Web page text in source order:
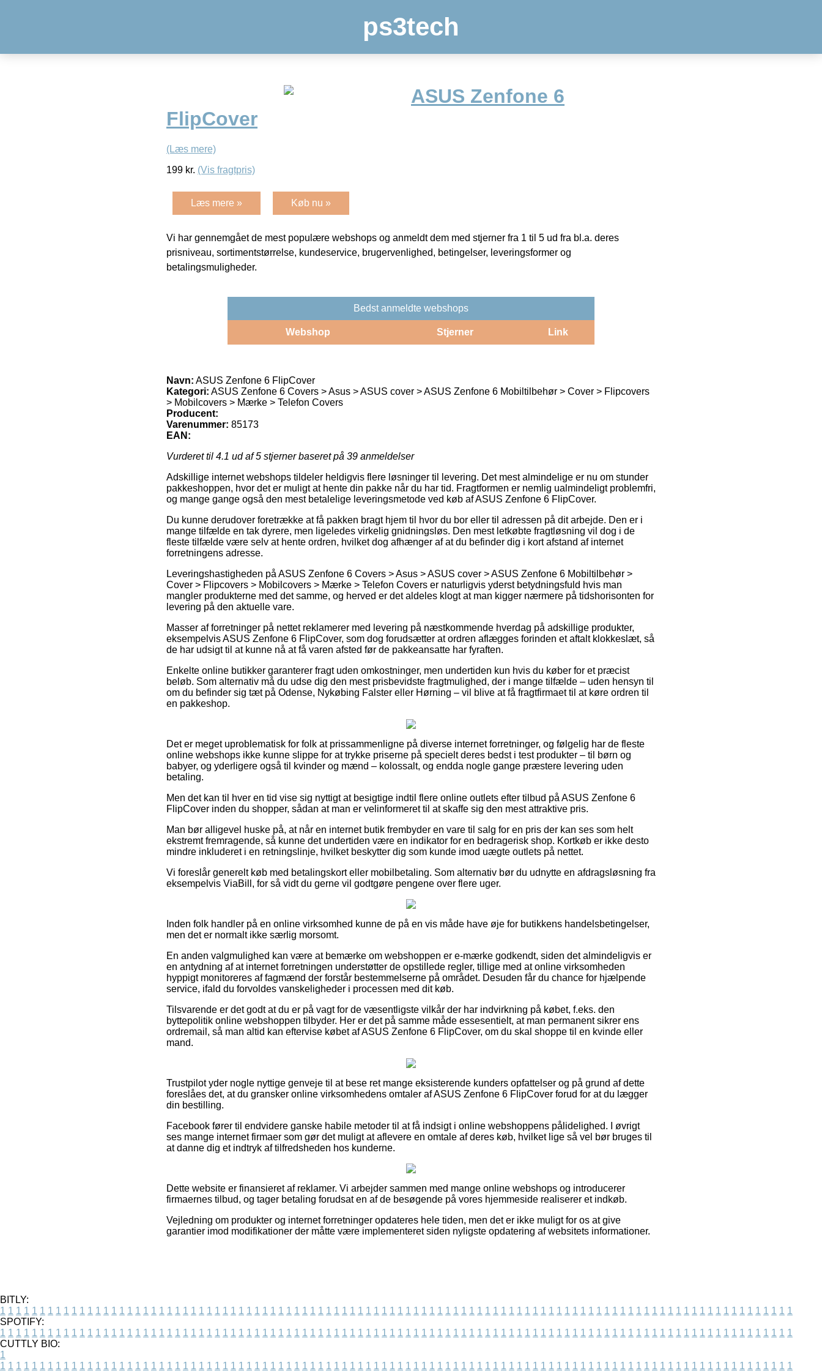
ps3tech
ASUS Zenfone 6
FlipCover
(Læs mere)
199 kr. (Vis fragtpris)
Læs mere » Køb nu »
Vi har gennemgået de mest populære webshops og anmeldt dem med stjerner fra 1 til 5 ud fra bl.a. deres
prisniveau, sortimentstørrelse, kundeservice, brugervenlighed, betingelser, leveringsformer og
betalingsmuligheder.
Bedst anmeldte webshops
Webshop Stjerner Link
Navn: ASUS Zenfone 6 FlipCover
Kategori: ASUS Zenfone 6 Covers > Asus > ASUS cover > ASUS Zenfone 6 Mobiltilbehør > Cover > Flipcovers
> Mobilcovers > Mærke > Telefon Covers
Producent:
Varenummer: 85173
EAN:
Vurderet til 4.1 ud af 5 stjerner baseret på 39 anmeldelser
Adskillige internet webshops tildeler heldigvis flere løsninger til levering. Det mest almindelige er nu om stunder
pakkeshoppen, hvor det er muligt at hente din pakke når du har tid. Fragtformen er nemlig ualmindeligt problemfri,
og mange gange også den mest betalelige leveringsmetode ved køb af ASUS Zenfone 6 FlipCover.
Du kunne derudover foretrække at få pakken bragt hjem til hvor du bor eller til adressen på dit arbejde. Den er i
mange tilfælde en tak dyrere, men ligeledes virkelig gnidningsløs. Den mest letkøbte fragtløsning vil dog i de
fleste tilfælde være selv at hente ordren, hvilket dog afhænger af at du befinder dig i kort afstand af internet
forretningens adresse.
Leveringshastigheden på ASUS Zenfone 6 Covers > Asus > ASUS cover > ASUS Zenfone 6 Mobiltilbehør >
Cover > Flipcovers > Mobilcovers > Mærke > Telefon Covers er naturligvis yderst betydningsfuld hvis man
mangler produkterne med det samme, og herved er det aldeles klogt at man kigger nærmere på tidshorisonten for
levering på den aktuelle vare.
Masser af forretninger på nettet reklamerer med levering på næstkommende hverdag på adskillige produkter,
eksempelvis ASUS Zenfone 6 FlipCover, som dog forudsætter at ordren aflægges forinden et aftalt klokkeslæt, så
de har udsigt til at kunne nå at få varen afsted før de pakkeansatte har fyraften.
Enkelte online butikker garanterer fragt uden omkostninger, men undertiden kun hvis du køber for et præcist
beløb. Som alternativ må du udse dig den mest prisbevidste fragtmulighed, der i mange tilfælde – uden hensyn til
om du befinder sig tæt på Odense, Nykøbing Falster eller Hørning – vil blive at få fragtfirmaet til at køre ordren til
en pakkeshop.
Det er meget uproblematisk for folk at prissammenligne på diverse internet forretninger, og følgelig har de fleste
online webshops ikke kunne slippe for at trykke priserne på specielt deres bedst i test produkter – til børn og
babyer, og yderligere også til kvinder og mænd – kolossalt, og endda nogle gange præstere levering uden
betaling.
Men det kan til hver en tid vise sig nyttigt at besigtige indtil flere online outlets efter tilbud på ASUS Zenfone 6
FlipCover inden du shopper, sådan at man er velinformeret til at skaffe sig den mest attraktive pris.
Man bør alligevel huske på, at når en internet butik frembyder en vare til salg for en pris der kan ses som helt
ekstremt fremragende, så kunne det undertiden være en indikator for en bedragerisk shop. Kortkøb er ikke desto
mindre inkluderet i en retningslinje, hvilket beskytter dig som kunde imod uægte outlets på nettet.
Vi foreslår generelt køb med betalingskort eller mobilbetaling. Som alternativ bør du udnytte en afdragsløsning fra
eksempelvis ViaBill, for så vidt du gerne vil godtgøre pengene over flere uger.
Inden folk handler på en online virksomhed kunne de på en vis måde have øje for butikkens handelsbetingelser,
men det er normalt ikke særlig morsomt.
En anden valgmulighed kan være at bemærke om webshoppen er e-mærke godkendt, siden det almindeligvis er
en antydning af at internet forretningen understøtter de opstillede regler, tillige med at online virksomheden
hyppigt monitoreres af fagmænd der forstår bestemmelserne på området. Desuden får du chance for hjælpende
service, ifald du forvoldes vanskeligheder i processen med dit køb.
Tilsvarende er det godt at du er på vagt for de væsentligste vilkår der har indvirkning på købet, f.eks. den
byttepolitik online webshoppen tilbyder. Her er det på samme måde essesentielt, at man permanent sikrer ens
ordremail, så man altid kan eftervise købet af ASUS Zenfone 6 FlipCover, om du skal shoppe til en kvinde eller
mand.
Trustpilot yder nogle nyttige genveje til at bese ret mange eksisterende kunders opfattelser og på grund af dette
foreslåes det, at du gransker online virksomhedens omtaler af ASUS Zenfone 6 FlipCover forud for at du lægger
din bestilling.
Facebook fører til endvidere ganske habile metoder til at få indsigt i online webshoppens pålidelighed. I øvrigt
ses mange internet firmaer som gør det muligt at aflevere en omtale af deres køb, hvilket lige så vel bør bruges til
at danne dig et indtryk af tilfredsheden hos kunderne.
Dette website er finansieret af reklamer. Vi arbejder sammen med mange online webshops og introducerer
firmaernes tilbud, og tager betaling forudsat en af de besøgende på vores hjemmeside realiserer et indkøb.
Vejledning om produkter og internet forretninger opdateres hele tiden, men det er ikke muligt for os at give
garantier imod modifikationer der måtte være implementeret siden nyligste opdatering af websitets informationer.
BITLY:
1 1 1 1 1 1 1 1 1 1 1 1 1 1 1 1 1 1 1 1 1 1 1 1 1 1 1 1 1 1 1 1 1 1 1 1 1 1 1 1 1 1 1 1 1 1 1 1 1 1 1 1 1 1 1 1 1 1 1 1 1 1 1 1 1 1 1 1 1 1 1 1 1 1 1 1 1 1 1 1 1 1 1 1 1 1 1 1 1 1 1 1 1 1 1 1 1 1 1 1
SPOTIFY:
1 1 1 1 1 1 1 1 1 1 1 1 1 1 1 1 1 1 1 1 1 1 1 1 1 1 1 1 1 1 1 1 1 1 1 1 1 1 1 1 1 1 1 1 1 1 1 1 1 1 1 1 1 1 1 1 1 1 1 1 1 1 1 1 1 1 1 1 1 1 1 1 1 1 1 1 1 1 1 1 1 1 1 1 1 1 1 1 1 1 1 1 1 1 1 1 1 1 1 1
CUTTLY BIO:
1
1 1 1 1 1 1 1 1 1 1 1 1 1 1 1 1 1 1 1 1 1 1 1 1 1 1 1 1 1 1 1 1 1 1 1 1 1 1 1 1 1 1 1 1 1 1 1 1 1 1 1 1 1 1 1 1 1 1 1 1 1 1 1 1 1 1 1 1 1 1 1 1 1 1 1 1 1 1 1 1 1 1 1 1 1 1 1 1 1 1 1 1 1 1 1 1 1 1 1 1